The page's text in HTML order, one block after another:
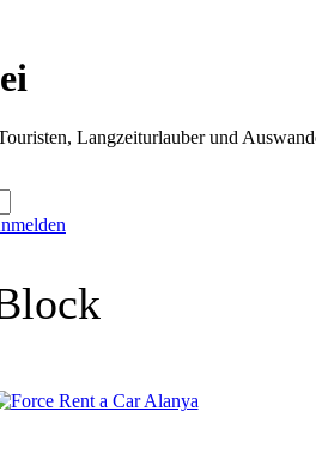
Langzeiturlauber und